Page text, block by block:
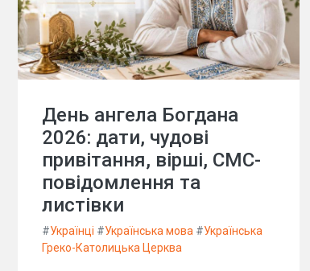
День ангела Богдана
2026: дати, чудові
привітання, вірші, СМС-
повідомлення та
листівки
#Українці #Українська мова #Українська
Греко-Католицька Церква